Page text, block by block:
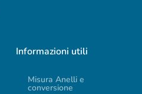
Informazioni utili
Misura Anelli e
conversione